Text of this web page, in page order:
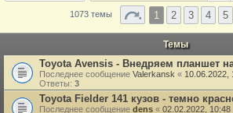
1073 темы 1 2 3 4 5
Темы
Toyota Avensis - Внедряем планшет
Последнее сообщение Valerkansk « 10.06.2022,
Ответы: 3
Toyota Fielder 141 кузов - темно
Последнее сообщение dens « 02.02.2022, 10:48